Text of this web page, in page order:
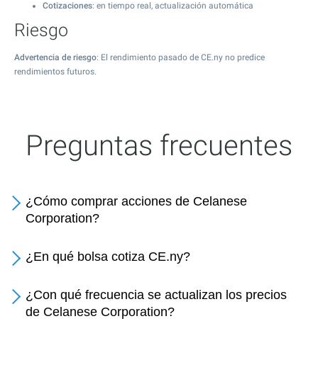
Cotizaciones: en tiempo real, actualización automática
Riesgo
Advertencia de riesgo: El rendimiento pasado de CE.ny no predice
rendimientos futuros.
Preguntas frecuentes
¿Cómo comprar acciones de Celanese
Corporation?
¿En qué bolsa cotiza CE.ny?
¿Con qué frecuencia se actualizan los precios
de Celanese Corporation?